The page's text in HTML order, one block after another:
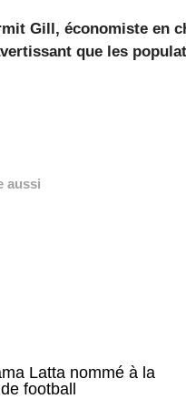
Gill, économiste en
que les
aussi
Latta nommé à la
football